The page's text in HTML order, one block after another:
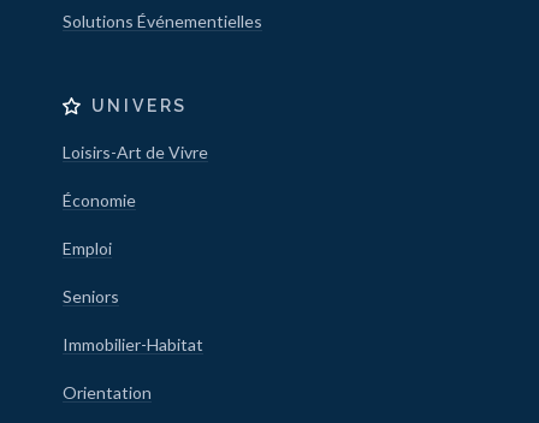
Solutions Événementielles
UNIVERS
Loisirs-Art de Vivre
Économie
Emploi
Seniors
Immobilier-Habitat
Orientation